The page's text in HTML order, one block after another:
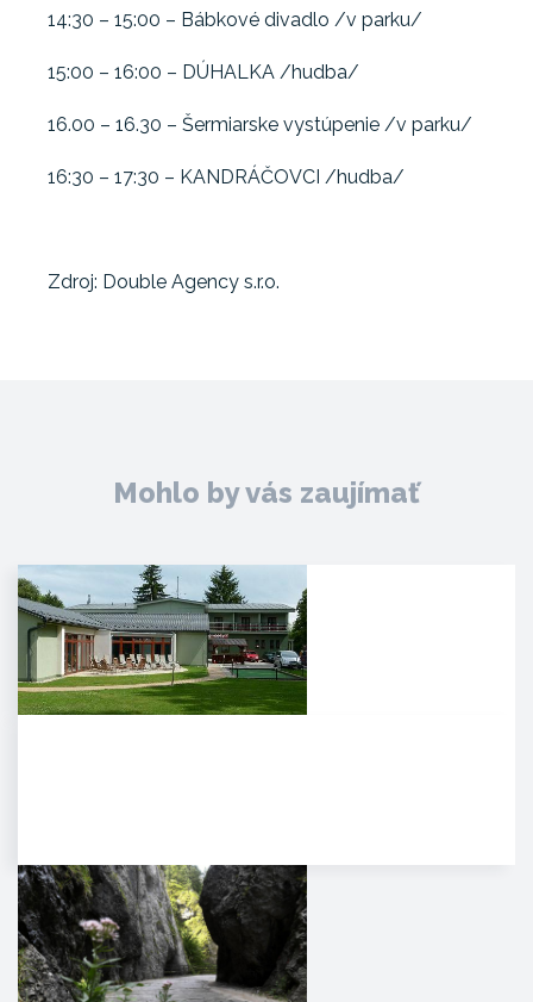
14:30 – 15:00 – Bábkové divadlo /v parku/
15:00 – 16:00 – DÚHALKA /hudba/
16.00 – 16.30 – Šermiarske vystúpenie /v parku/
16:30 – 17:30 – KANDRÁČOVCI /hudba/
Zdroj: Double Agency s.r.o.
Mohlo by vás zaujímať